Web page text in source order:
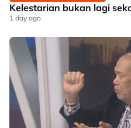
Kelestarian bukan lagi
1 day ago